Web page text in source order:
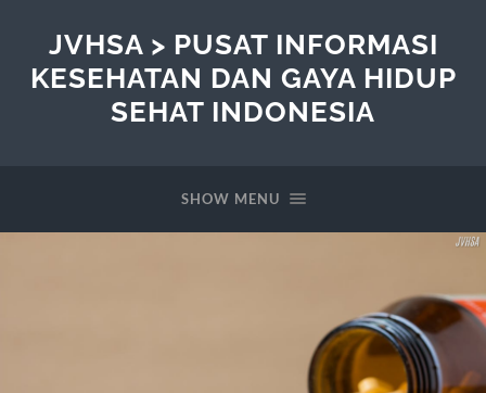
JVHSA > PUSAT INFORMASI
KESEHATAN DAN GAYA HIDUP
SEHAT INDONESIA
SHOW MENU